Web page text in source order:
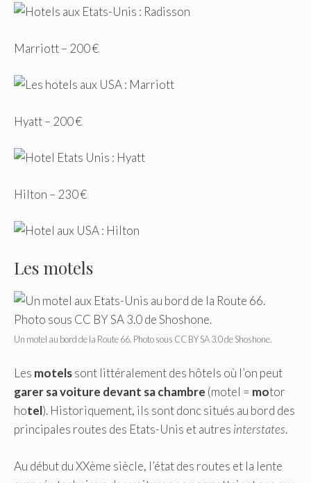
Marriott – 200 €
Hyatt – 200 €
Hilton – 230 €
Les motels
Un motel au bord de la Route 66. Photo sous CC BY SA 3.0 de Shoshone.
Les motelssont littéralement des hôtels où l’on peut
garer sa voiture devant sa chambre (motel = motor
hotel). Historiquement, ils sont donc situés au bord des
principales routes des Etats-Unis et autres interstates.
Au début du XXème siècle, l’état des routes et la lente